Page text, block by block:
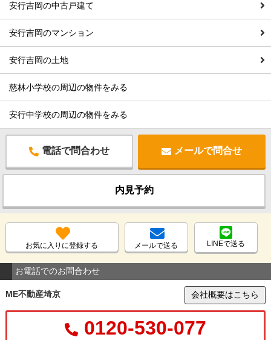
安行吉岡の中古戸建て
安行吉岡のマンション
安行吉岡の土地
慈林小学校の周辺の物件をみる
安行中学校の周辺の物件をみる
電話で問合わせ メールで問合せ
内見予約
お気に入りに登録する メールで送る LINEで送る
お電話でのお問合わせ
ME不動産埼京 会社概要はこちら
0120-530-077